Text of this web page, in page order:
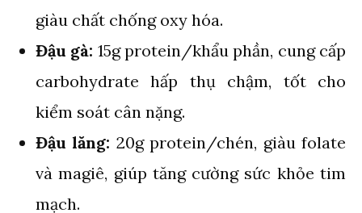
giàu chất chống oxy hóa.
Đậu gà: 15g protein/khẩu phần, cung cấp
carbohydrate hấp thụ chậm, tốt cho
kiểm soát cân nặng.
Đậu lăng: 20g protein/chén, giàu folate
và magiê, giúp tăng cường sức khỏe tim
mạch.